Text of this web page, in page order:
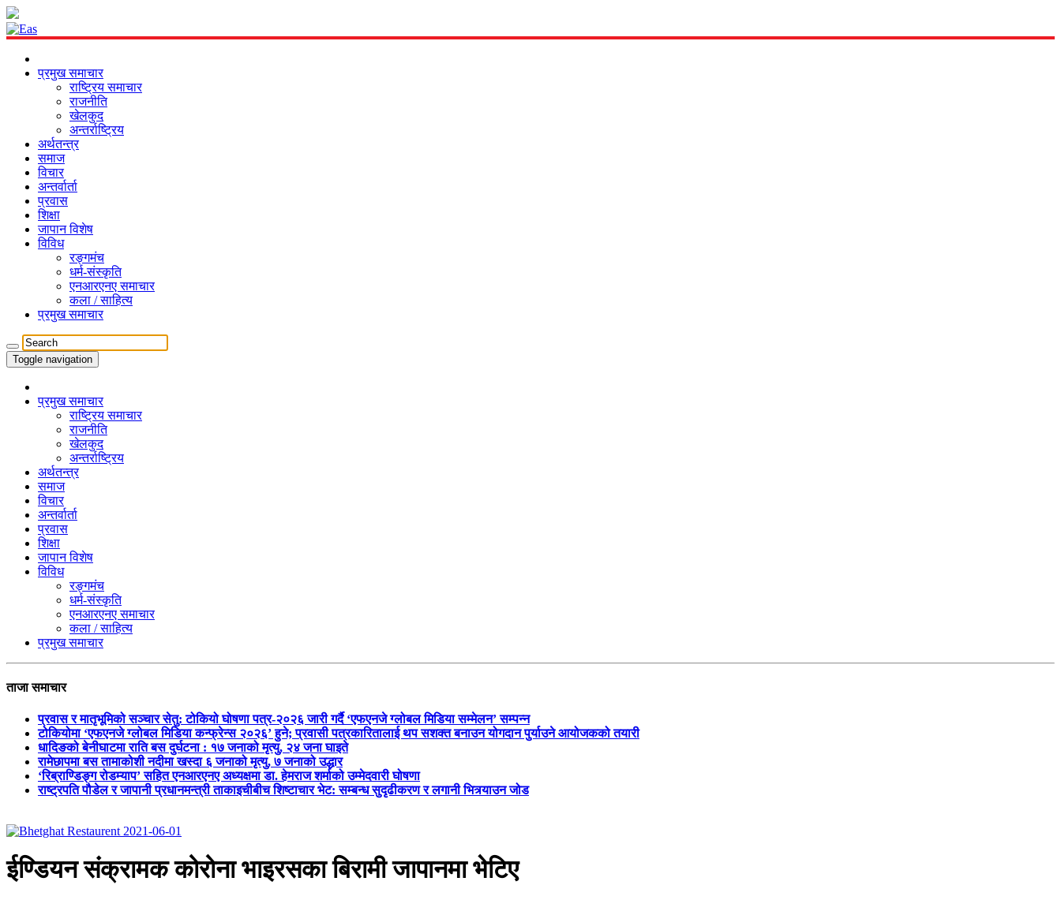
प्रमुख समाचार
राष्ट्रिय समाचार
राजनीति
खेलकुद
अन्तर्राष्ट्रिय
अर्थतन्त्र
समाज
विचार
अन्तर्वार्ता
प्रवास
शिक्षा
जापान विशेष
विविध
रङ्गमंच
धर्म-संस्कृति
एनआरएनए समाचार
कला / साहित्य
प्रमुख समाचार
Toggle navigation
प्रमुख समाचार
राष्ट्रिय समाचार
राजनीति
खेलकुद
अन्तर्राष्ट्रिय
अर्थतन्त्र
समाज
विचार
अन्तर्वार्ता
प्रवास
शिक्षा
जापान विशेष
विविध
रङ्गमंच
धर्म-संस्कृति
एनआरएनए समाचार
कला / साहित्य
प्रमुख समाचार
ताजा समाचार
प्रवास र मातृभूमिको सञ्चार सेतु: टोकियो घोषणा पत्र-२०२६ जारी गर्दै ‘एफएनजे ग्लोबल मिडिया सम्मेलन’ सम्पन्न
टोकियोमा ‘एफएनजे ग्लोबल मिडिया कन्फ्रेन्स २०२६’ हुने; प्रवासी पत्रकारितालाई थप सशक्त बनाउन योगदान पुर्याउने आयोजकको तयारी
धादिङको बेनीघाटमा राति बस दुर्घटना : १७ जनाको मृत्यु, २४ जना घाइते
रामेछापमा बस तामाकोशी नदीमा खस्दा ६ जनाको मृत्यु, ७ जनाको उद्धार
‘रिब्राण्डिङ्ग रोडम्याप’ सहित एनआरएनए अध्यक्षमा डा. हेमराज शर्माको उम्मेदवारी घोषणा
राष्ट्रपति पौडेल र जापानी प्रधानमन्त्री ताकाइचीबीच शिष्टाचार भेट: सम्बन्ध सुदृढीकरण र लगानी भित्र्याउन जोड
ईण्डियन संक्रामक कोरोना भाइरसका बिरामी जापानमा भेटिए